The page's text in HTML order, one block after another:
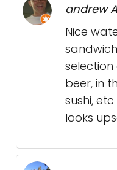
andrew
Nice
selection
beer, in
sushi,
looks